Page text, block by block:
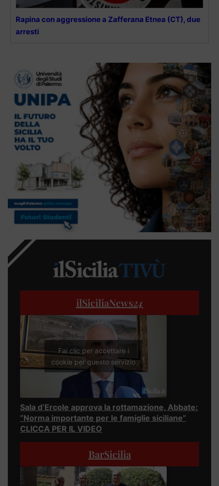
Rapina con aggressione a Zafferana Etnea (CT), due
arresti
ilSiciliaNews24
Fai clic per accettare i
cookie per questo servizio
Sala d’Ercole approva la rottamazione, Abbate:
“Norma importante per le famiglie siciliane”
CLICCA PER IL VIDEO
BarSicilia